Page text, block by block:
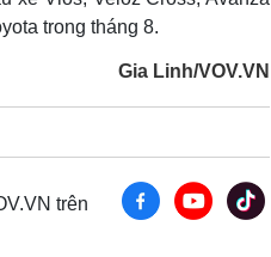
trong tháng 8.
Gia Linh/VOV.VN
trên